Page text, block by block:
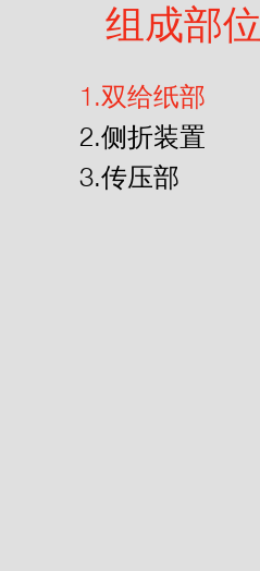
组成部位
1.双给纸部
2.侧折装置
3.传压部